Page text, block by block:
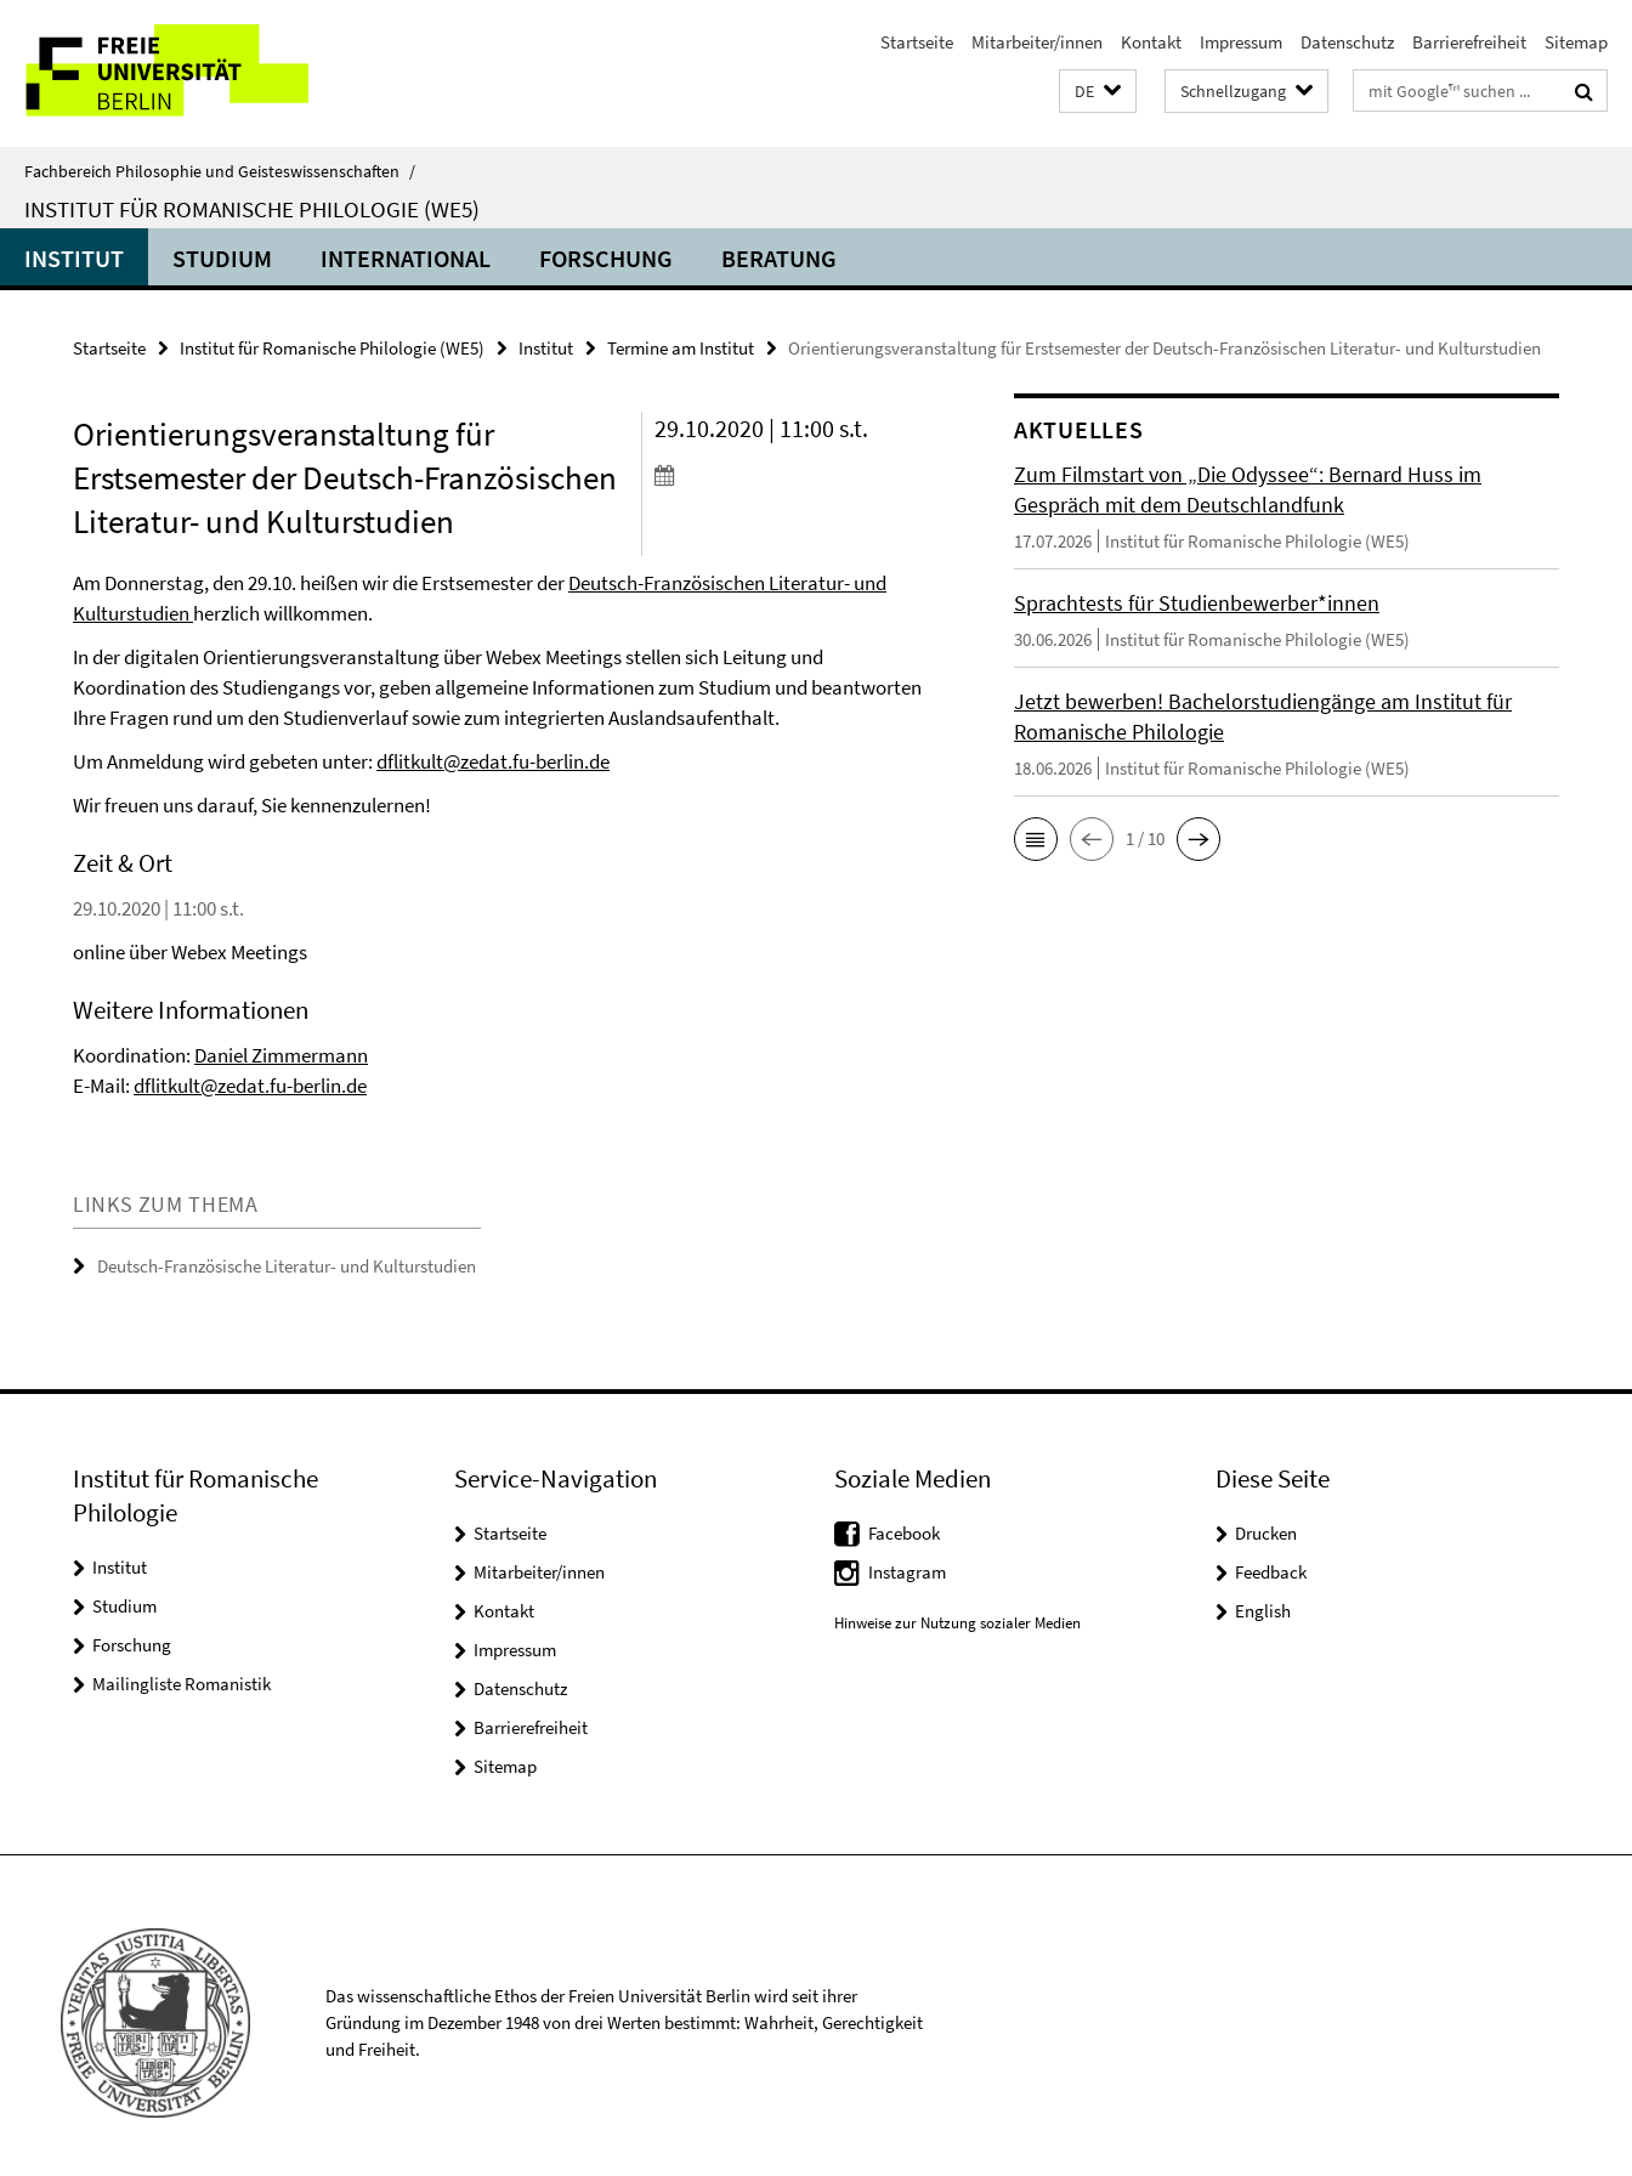
direkt
Inhalt
Service-
Navigation
Startseite Mitarbeiter/innen Kontakt Impressum Datenschutz Barrierefreiheit Sitemap
DE Schnellzugang Suchbegriffe
Fachbereich Philosophie und Geisteswissenschaften /
INSTITUT FÜR ROMANISCHE PHILOLOGIE (WE5)
INSTITUT STUDIUM INTERNATIONAL FORSCHUNG BERATUNG
Startseite Institut für Romanische Philologie (WE5) Institut Termine am Institut Orientierungsveranstaltung für Erstsemester der Deutsch-Französischen Literatur- und Kulturstudien
Orientierungsveranstaltung für
Erstsemester der Deutsch-Französischen
Literatur- und Kulturstudien
29.10.2020 | 11:00 s.t.
Am Donnerstag, den 29.10. heißen wir die Erstsemester derDeutsch-Französischen Literatur- und
Kulturstudien herzlich willkommen.
In der digitalen Orientierungsveranstaltung über Webex Meetings stellen sich Leitung und
Koordination des Studiengangs vor, geben allgemeine Informationen zum Studium und beantworten
Ihre Fragen rund um den Studienverlauf sowie zum integrierten Auslandsaufenthalt.
Um Anmeldung wird gebeten unter:dflitkult@zedat.fu-berlin.de
Wir freuen uns darauf, Sie kennenzulernen!
Zeit & Ort
29.10.2020 | 11:00 s.t.
online über Webex Meetings
Weitere Informationen
Koordination: Daniel Zimmermann
E-Mail:dflitkult@zedat.fu-berlin.de
LINKS ZUM THEMA
Deutsch-Französische Literatur- und Kulturstudien
AKTUELLES
Zum Filmstart von „Die Odyssee“: Bernard Huss im
Gespräch mit dem Deutschlandfunk
17.07.2026 Institut für Romanische Philologie (WE5)
Sprachtests für Studienbewerber*innen
30.06.2026 Institut für Romanische Philologie (WE5)
Jetzt bewerben! Bachelorstudiengänge am Institut für
Romanische Philologie
18.06.2026 Institut für Romanische Philologie (WE5)
1 / 10
Institut für Romanische
Philologie
Institut
Studium
Forschung
Mailingliste Romanistik
Service-Navigation
Startseite
Mitarbeiter/innen
Kontakt
Impressum
Datenschutz
Barrierefreiheit
Sitemap
Soziale Medien
Facebook
Instagram
Hinweise zur Nutzung sozialer Medien
Diese Seite
Drucken
Feedback
English
Das wissenschaftliche Ethos der Freien Universität Berlin wird seit ihrer
Gründung im Dezember 1948 von drei Werten bestimmt: Wahrheit, Gerechtigkeit
und Freiheit.